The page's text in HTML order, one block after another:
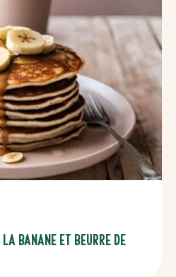
banane et beurre de